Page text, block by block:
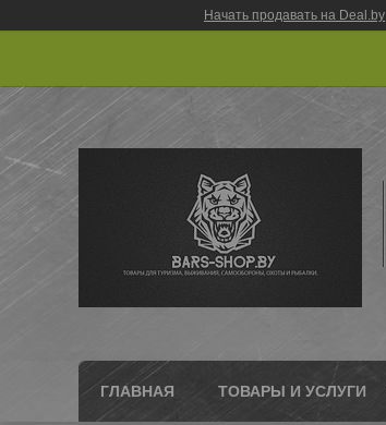
Начать продавать на Deal.by
ГЛАВНАЯ ТОВАРЫ И УСЛУГИ